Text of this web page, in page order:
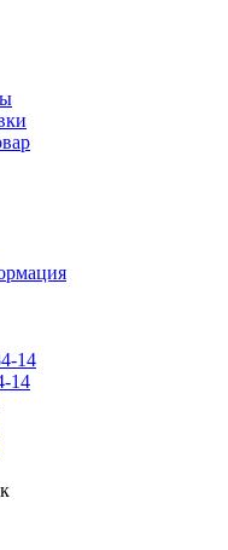
14
14